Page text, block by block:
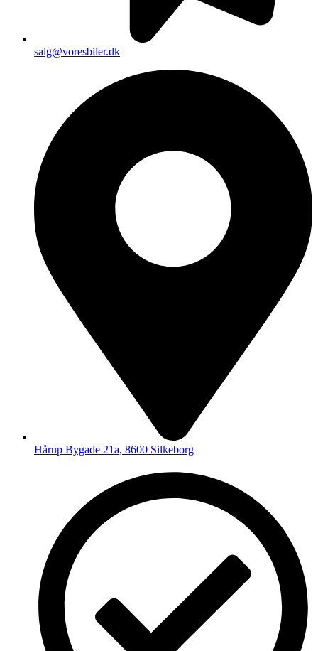
salg@voresbiler.dk
Hårup Bygade 21a, 8600 Silkeborg